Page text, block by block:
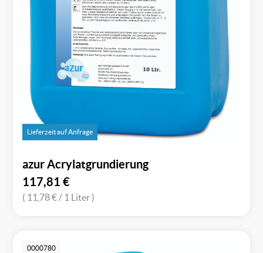
Lieferzeit auf Anfrage
azur Acrylatgrundierung
117,81 €
( 11,78 €/ 1 Liter )
0000780